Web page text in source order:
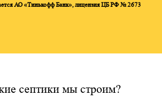
АО «Тинькофф Банк», лицензия ЦБ РФ № 2673
септики мы строим?